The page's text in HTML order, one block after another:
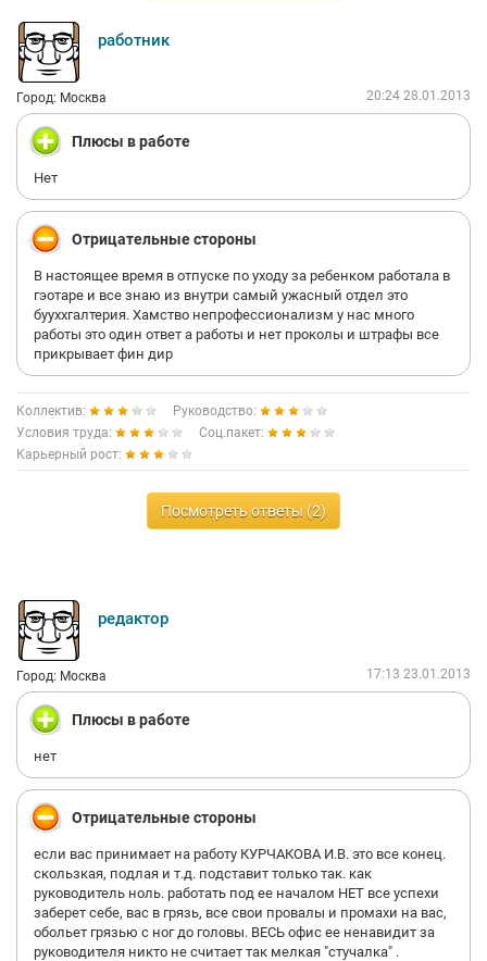
работник
Город: Москва 20:24 28.01.2013
Плюсы в работе
Нет
Отрицательные стороны
В настоящее время в отпуске по уходу за ребенком работала в
гэотаре и все знаю из внутри самый ужасный отдел это
бууххгалтерия. Хамство непрофессионализм у нас много
работы это один ответ а работы и нет проколы и штрафы все
прикрывает фин дир
Коллектив:
Руководство:
Условия труда:
Соц.пакет:
Карьерный рост:
Посмотреть ответы (2)
редактор
Город: Москва 17:13 23.01.2013
Плюсы в работе
нет
Отрицательные стороны
если вас принимает на работу КУРЧАКОВА И.В. это все конец.
скользкая, подлая и т.д. подставит только так. как
руководитель ноль. работать под ее началом НЕТ все успехи
заберет себе, вас в грязь, все свои провалы и промахи на вас,
обольет грязью с ног до головы. ВЕСЬ офис ее ненавидит за
руководителя никто не считает так мелкая "стучалка" .